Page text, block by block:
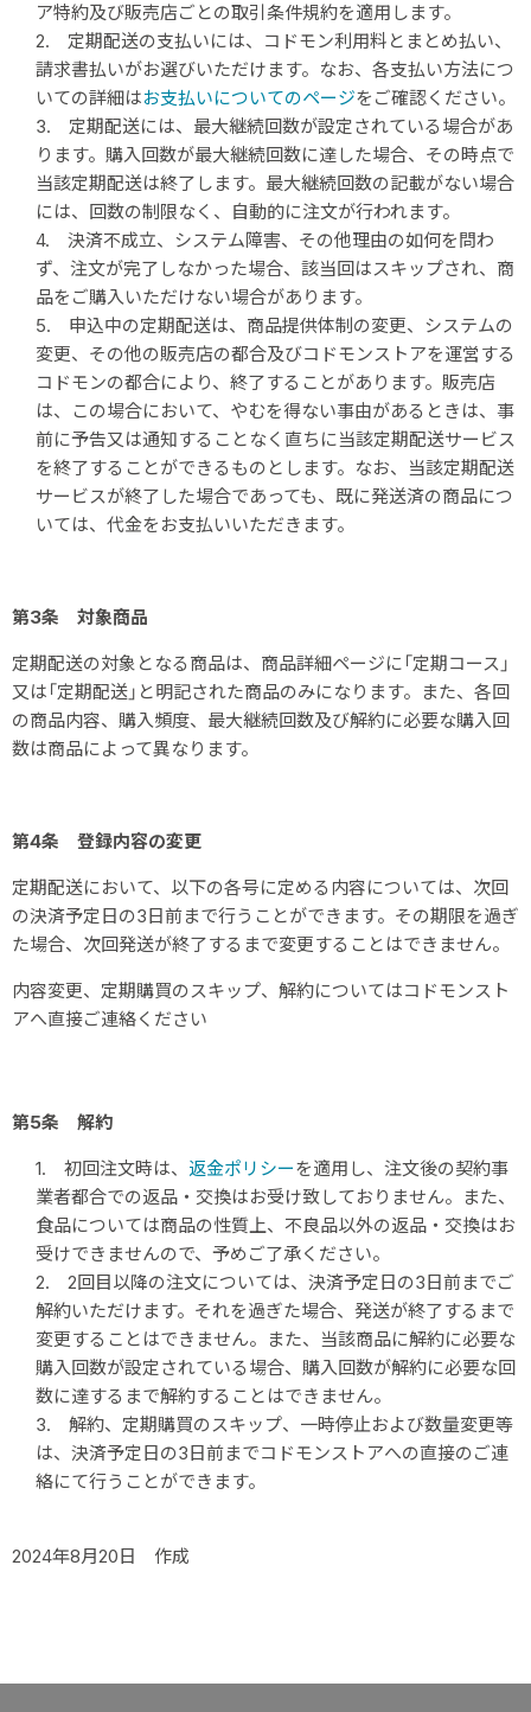
ア特約及び販売店ごとの取引条件規約を適用します。
2. 定期配送の支払いには、
コドモン利用料とまとめ払い、
請求書払いがお選びいただけます。なお、各支払い方法につ
いての詳細はお支払いについてのページをご確認ください。
3. 定期配送には、最大継続回数が設定されている場合があ
ります。購入回数が最大継続回数に達した場合、その時点で
当該定期配送は終了します。最大継続回数の記載がない場合
には、回数の制限なく、自動的に注文が行われます。
4. 決済不成立、システム障害、その他理由の如何を問わ
ず、注文が完了しなかった場合、該当回はスキップされ、商
品をご購入いただけない場合があります。
5. 申込中の定期配送は、商品提供体制の変更、システムの
変更、その他の販売店の都合及びコドモンストアを運営する
コドモンの都合により、終了することがあります。販売店
は、この場合において、やむを得ない事由があるときは、事
前に予告又は通知することなく直ちに当該定期配送サービス
を終了することができるものとします。なお、当該定期配送
サービスが終了した場合であっても、既に発送済の商品につ
いては、代金をお支払いいただきます。
第3条 対象商品
定期配送の対象となる商品は、商品詳細ページに「定期コース」
又は「定期配送」と明記された商品のみになります。また、各回
の商品内容、購入頻度、最大継続回数及び解約に必要な購入回
数は商品によって異なります。
第4条 登録内容の変更
定期配送において、以下の各号に定める内容については、次回
の決済予定日の3日前まで行うことができます。その期限を過ぎ
た場合、次回発送が終了するまで変更することはできません。
内容変更、定期購買のスキップ、解約についてはコドモンスト
アへ直接ご連絡ください
第5条 解約
1. 初回注文時は、 返金ポリシーを適用し、注文後の契約事
業者都合での返品・交換はお受け致しておりません。また、
食品については商品の性質上、不良品以外の返品・交換はお
受けできませんので、予めご了承ください。
2. 2回目以降の注文については、決済予定日の3日前までご
解約いただけます。 それを過ぎた場合、発送が終了するまで
変更することはできません。
また、当該商品に解約に必要な
購入回数が設定されている場合、購入回数が解約に必要な回
数に達するまで解約することはできません。
3. 解約、定期購買のスキップ、一時停止および数量変更等
は、決済予定日の3日前までコドモンストアへの直接のご連
絡にて行うことができます。
2024年8月20日 作成